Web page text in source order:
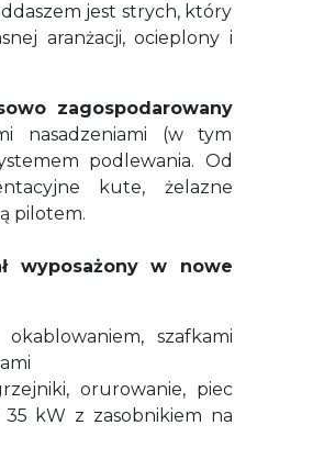
jest strych, który
aranżacji, ocieplony i
zagospodarowany
nasadzeniami (w tym
podlewania. Od
kute, żelazne
pilotem.
wyposażony w nowe
szafkami
orurowanie, piec
kW z zasobnikiem na